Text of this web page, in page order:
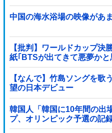
中国の海水浴場の映像があ
【批判】ワールドカップ決
紙｢BTSが出てきて悪夢かと
【なんで】竹島ソングを歌
望の日本デビュー
韓国人「韓国に10年間の出
プ、オリンピック予選の記
裁を海外メディアが報道！